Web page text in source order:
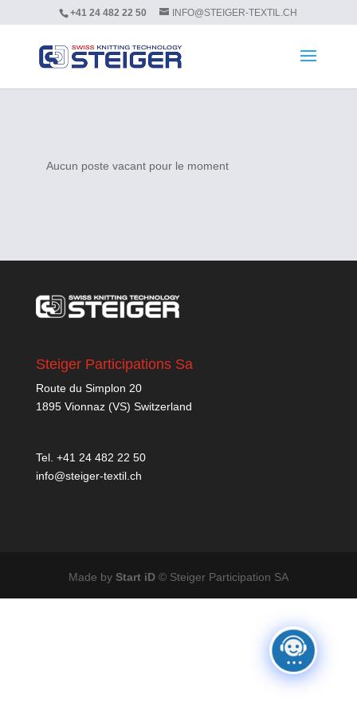
+41 24 482 22 50 INFO@STEIGER-TEXTIL.CH
Aucun poste vacant pour le moment
Steiger Participations Sa
Route du Simplon 20
1895 Vionnaz (VS) Switzerland
Tel. +41 24 482 22 50
info@steiger-textil.ch
Made by Start iD© Steiger Participation SA